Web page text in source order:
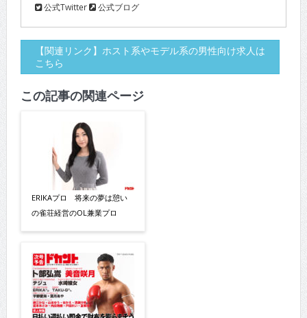
公式Twitter 公式ブログ
【関連リンク】ホスト系やモデル系の男性向け求人は
こちら
この記事の関連ページ
ERIKAプロ 将来の夢は憩い
の雀荘経営のOL兼業プロ